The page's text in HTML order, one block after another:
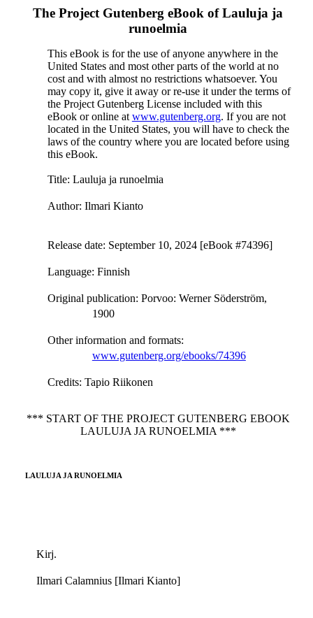
The Project Gutenberg eBook ofLauluja ja
runoelmia
This eBook is for the use of anyone anywhere in the
United States and most other parts of the world at no
cost and with almost no restrictions whatsoever. You
may copy it, give it away or re-use it under the terms of
the Project Gutenberg License included with this
eBook or online at www.gutenberg.org. If you are not
located in the United States, you will have to check the
laws of the country where you are located before using
this eBook.
Title: Lauluja ja runoelmia
Author: Ilmari Kianto
Release date: September 10, 2024 [eBook #74396]
Language: Finnish
Original publication: Porvoo: Werner Söderström,
1900
Other information and formats:
www.gutenberg.org/ebooks/74396
Credits: Tapio Riikonen
*** START OF THE PROJECT GUTENBERG EBOOK
LAULUJA JA RUNOELMIA ***
LAULUJA JA RUNOELMIA
Kirj.
Ilmari Calamnius [Ilmari Kianto]